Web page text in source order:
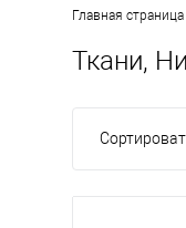
Главная страница
Ткани,